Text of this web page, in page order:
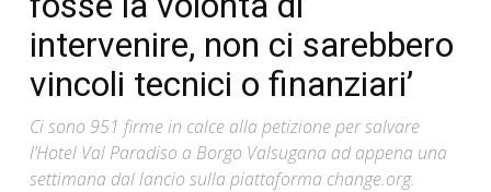
intervenire, non ci sarebbero
vincoli tecnici o finanziari’
Ci sono 951 firme in calce alla petizione per salvare
l’Hotel Val Paradiso a Borgo Valsugana ad appena una
settimana dal lancio sulla piattaforma change.org.